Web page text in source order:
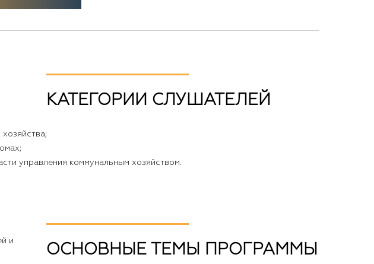
КАТЕГОРИИ СЛУШАТЕЛЕЙ
управления коммунальным хозяйством.
ОСНОВНЫЕ ТЕМЫ ПРОГРАММЫ
и